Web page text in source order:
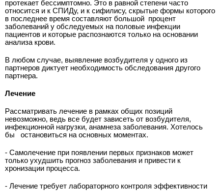
протекает бессимптомно. Это в равной степени часто
относится и к СПИДу, и к сифилису, скрытые формы которого
в последнее время составляют большой процент
заболеваний у обследуемых на половые инфекции
пациентов и которые распознаются только на основании
анализа крови.
В любом случае, выявление возбудителя у одного из
партнеров диктует необходимость обследования другого
партнера.
Лечение
Рассматривать лечение в рамках общих позиций
невозможно, ведь все будет зависеть от возбудителя,
инфекционной нагрузки, анамнеза заболевания. Хотелось
бы
остановиться на основных моментах.
- Самолечение при появлении первых признаков может
только ухудшить прогноз заболевания и привести к
хронизации процесса.
- Лечение требует лабораторного контроля эффективности